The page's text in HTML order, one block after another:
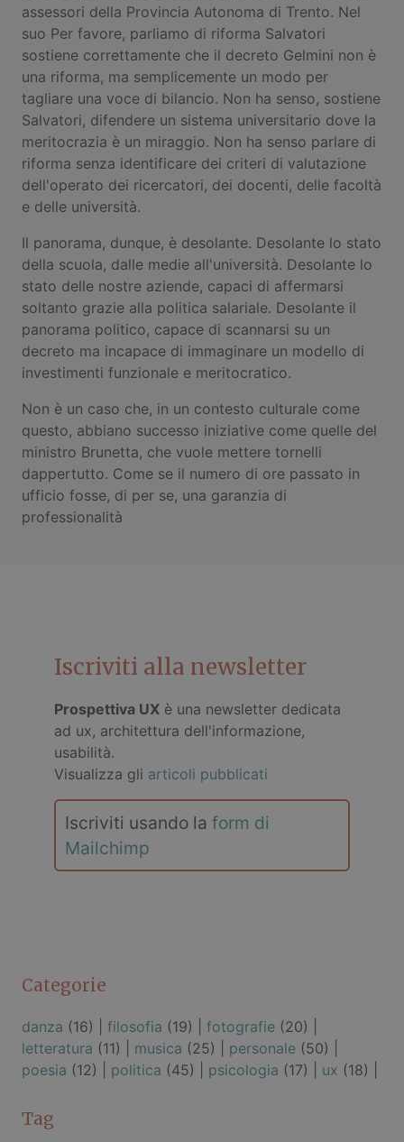
assessori della Provincia Autonoma di Trento. Nel
suo Per favore, parliamo di riforma Salvatori
sostiene correttamente che il decreto Gelmini non è
una riforma, ma semplicemente un modo per
tagliare una voce di bilancio. Non ha senso, sostiene
Salvatori, difendere un sistema universitario dove la
meritocrazia è un miraggio. Non ha senso parlare di
riforma senza identificare dei criteri di valutazione
dell'operato dei ricercatori, dei docenti, delle facoltà
e delle università.
Il panorama, dunque, è desolante. Desolante lo stato
della scuola, dalle medie all'università. Desolante lo
stato delle nostre aziende, capaci di affermarsi
soltanto grazie alla politica salariale. Desolante il
panorama politico, capace di scannarsi su un
decreto ma incapace di immaginare un modello di
investimenti funzionale e meritocratico.
Non è un caso che, in un contesto culturale come
questo, abbiano successo iniziative come quelle del
ministro Brunetta, che vuole mettere tornelli
dappertutto. Come se il numero di ore passato in
ufficio fosse, di per se, una garanzia di
professionalità
Iscriviti alla newsletter
Prospettiva UX è una newsletter dedicata
ad ux, architettura dell'informazione,
usabilità.
Visualizza gli articoli pubblicati
Iscriviti usando la form di
Mailchimp
Categorie
danza (16) | filosofia (19) | fotografie (20) |
letteratura (11) | musica (25) | personale (50) |
poesia (12) | politica (45) | psicologia (17) | ux (18) |
Tag